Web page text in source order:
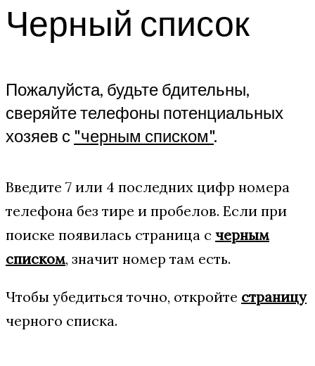
Черный список
Пожалуйста, будьте бдительны,
сверяйте телефоны потенциальных
хозяев с "черным списком".
Введите 7 или 4 последних цифр номера
телефона без тире и пробелов. Если при
поиске появилась страница с черным
списком, значит номер там есть.
Чтобы убедиться точно, откройте страницу
черного списка.